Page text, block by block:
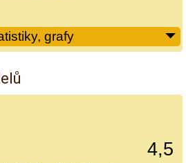
grafy
4,5